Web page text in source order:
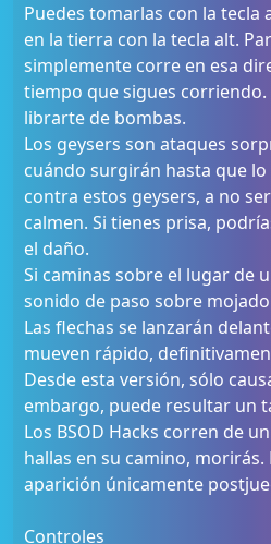
Puedes tomarlas con la tecla
en la tierra con la tecla alt.
simplemente corre en esa
tiempo que sigues
librarte de bombas.
Los geysers son ataques
cuándo surgirán hasta que
contra estos geysers, a no
calmen. Si tienes prisa,
el daño.
Si caminas sobre el lugar de
sonido de paso sobre
Las flechas se lanzarán
mueven rápido,
Desde esta versión, sólo
embargo, puede resultar un
Los BSOD Hacks corren de
hallas en su camino, morirás.
aparición únicamente
Controles